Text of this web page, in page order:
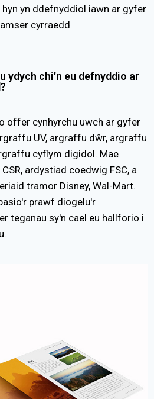
hyn yn ddefnyddiol iawn ar gyfer
cyrraedd
ydych chi'n eu defnyddio ar
offer cynhyrchu uwch ar gyfer
UV, argraffu dŵr, argraffu
cyflym digidol. Mae
CSR, ardystiad coedwig FSC, a
tramor Disney, Wal-Mart.
prawf diogelu'r
teganau sy'n cael eu hallforio i